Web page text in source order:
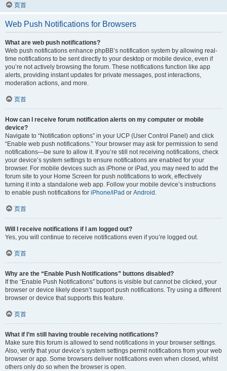
页首
Web Push Notifications for Browsers
What are web push notifications?
Web push notifications enhance phpBB’s notification system by allowing real-
time notifications to be sent directly to your desktop or mobile device, even if
you’re not actively browsing the forum. These notifications function like app
alerts, providing instant updates for private messages, post interactions,
moderation actions, and more.
页首
How can I receive forum notification alerts on my computer or mobile
device?
Navigate to “Notification options” in your UCP (User Control Panel) and click
“Enable web push notifications.” Your browser may ask for permission to send
notifications—be sure to allow it. If you’re still not receiving notifications, check
your device’s system settings to ensure notifications are enabled for your
browser. For mobile devices such as iPhone or iPad, you may need to add the
forum site to your Home Screen for push notifications to work, effectively
turning it into a standalone web app. Follow your mobile device’s instructions
to enable push notifications for iPhone/iPad or Android .
页首
Will I receive notifications if I am logged out?
Yes, you will continue to receive notifications even if you’re logged out.
页首
Why are the “Enable Push Notifications” buttons disabled?
If the “Enable Push Notifications” buttons is visible but cannot be clicked, your
browser or device likely doesn’t support push notifications. Try using a different
browser or device that supports this feature.
页首
What if I’m still having trouble receiving notifications?
Make sure this forum is allowed to send notifications in your browser settings.
Also, verify that your device’s system settings permit notifications from your web
browser or app. Some browsers deliver notifications even when closed, whilst
others only do so when the browser is open.